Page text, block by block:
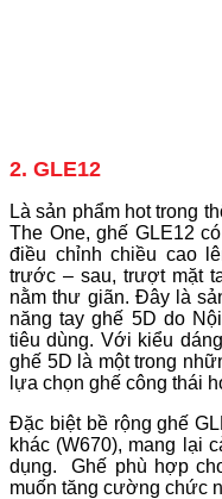
2. GLE12
Là sản phẩm hot trong
The One, ghế GLE12
điều chỉnh chiều cao
trước – sau, trượt mặt
nằm thư giãn. Đây là
năng tay ghế 5D do
tiêu dùng. Với kiểu
ghế 5D là một trong
lựa chọn ghế công thái
Đặc biệt bề rộng ghế
khác (W670), mang lại
dụng. Ghế phù hợp
muốn tăng cường chức